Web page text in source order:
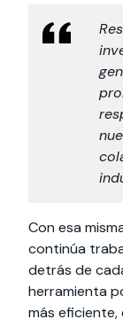
Con esa
continúa
detrás de
herramienta
más